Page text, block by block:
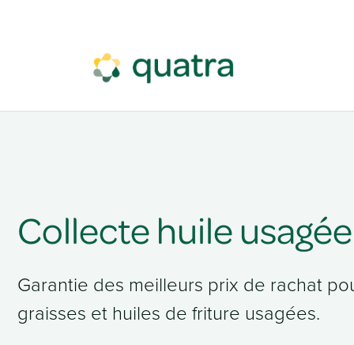
Collecte huile usagée
Garantie des meilleurs prix de rachat
graisses et huiles de friture usagées.